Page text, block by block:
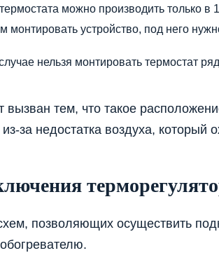
можно производить только в
монтировать устройство, под него
нельзя монтировать термостат
вызван тем, что такое
за недостатка воздуха, который
позволяющих осуществить